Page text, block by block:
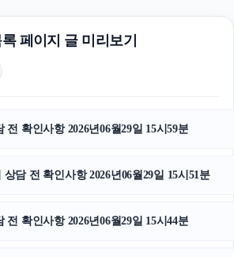
페이지 글 미리보기
전 확인사항 2026년06월29일 15시59분
담 전 확인사항 2026년06월29일 15시51분
전 확인사항 2026년06월29일 15시44분